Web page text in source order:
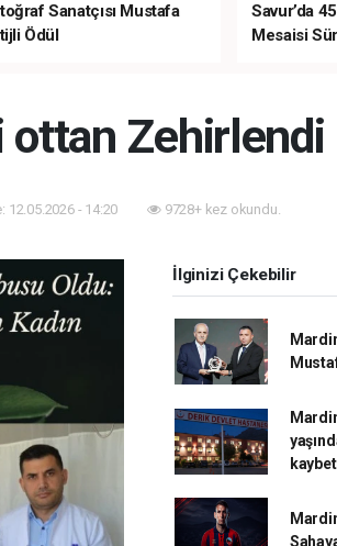
Sanatçısı Mustafa
Ödül
Savur’da
Mesaisi
ottan Zehirlendi
12.05.2026 - 14:20 9728+ kez okundu.
İlginizi Çekebilir